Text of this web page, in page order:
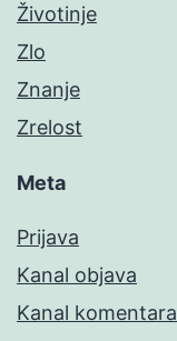
Životinje
Zlo
Znanje
Zrelost
Meta
Prijava
Kanal objava
Kanal komentara